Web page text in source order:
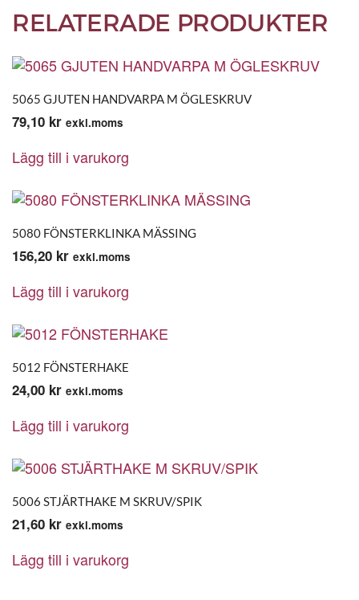
RELATERADE PRODUKTER
5065 GJUTEN HANDVARPA M ÖGLESKRUV
79,10 kr exkl.moms
Lägg till i varukorg
5080 FÖNSTERKLINKA MÄSSING
156,20 kr exkl.moms
Lägg till i varukorg
5012 FÖNSTERHAKE
24,00 kr exkl.moms
Lägg till i varukorg
5006 STJÄRTHAKE M SKRUV/SPIK
21,60 kr exkl.moms
Lägg till i varukorg